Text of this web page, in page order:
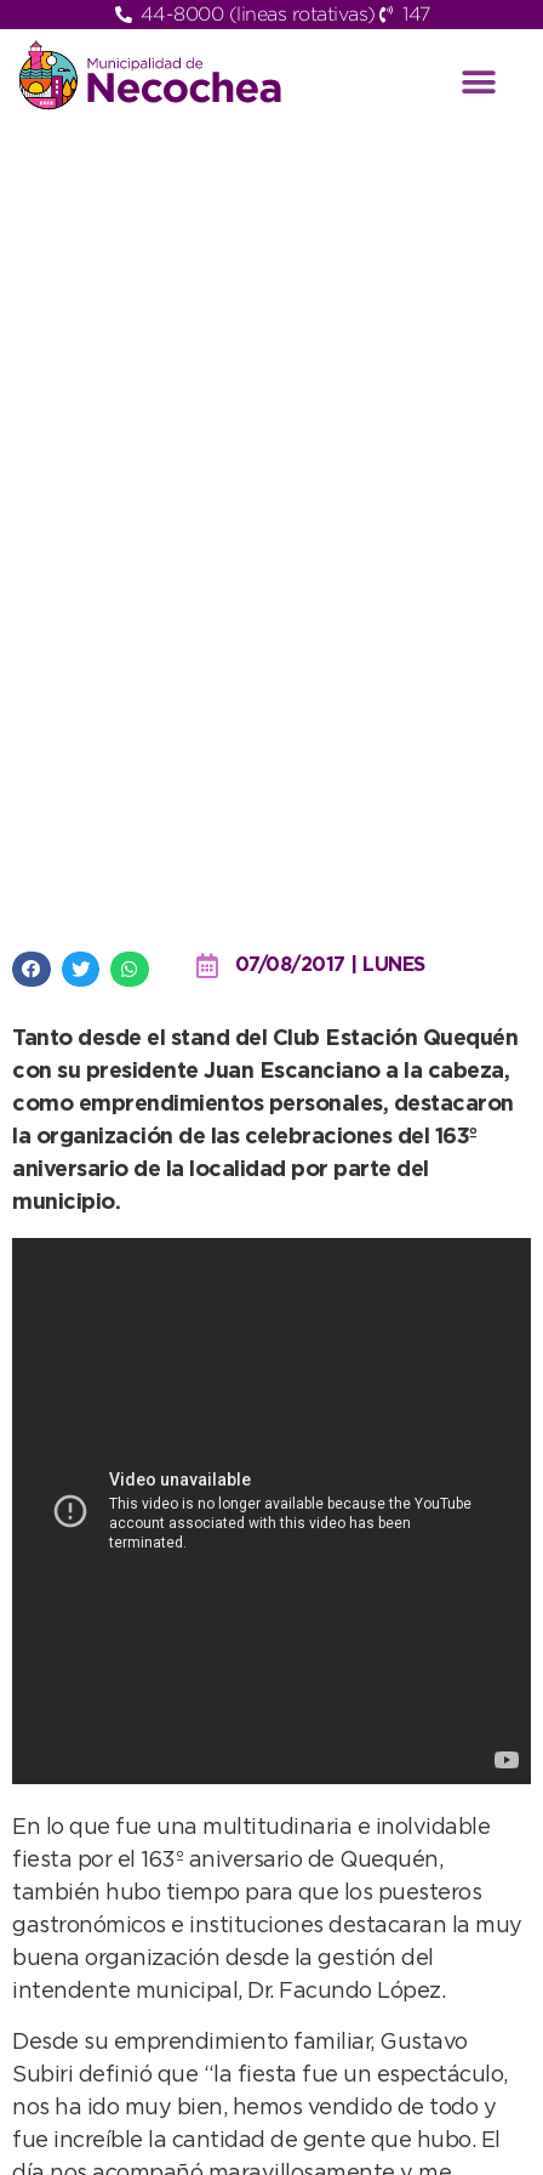
44-8000 (lineas rotativas) 147
07/08/2017 | LUNES
Tanto desde el stand del Club Estación Quequén
con su presidente Juan Escanciano a la cabeza,
como emprendimientos personales, destacaron
la organización de las celebraciones del 163º
aniversario de la localidad por parte del
municipio.
En lo que fue una multitudinaria e inolvidable
fiesta por el 163º aniversario de Quequén,
también hubo tiempo para que los puesteros
gastronómicos e instituciones destacaran la muy
buena organización desde la gestión del
intendente municipal, Dr. Facundo López.
Desde su emprendimiento familiar, Gustavo
Subiri definió que “la fiesta fue un espectáculo,
nos ha ido muy bien, hemos vendido de todo y
fue increíble la cantidad de gente que hubo. El